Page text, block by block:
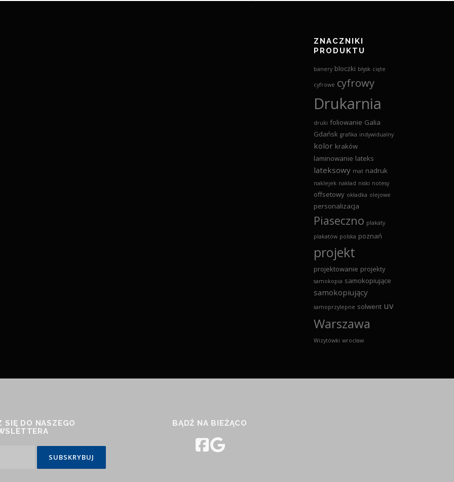
ZNACZNIKI
PRODUKTU
banery bloczki błysk cięte
cyfrowe cyfrowy
Drukarnia
druki foliowanie Galia
Gdańsk grafika indywidualny
kolor kraków
laminowanie lateks
lateksowy mat nadruk
naklejek nakład niski notesy
offsetowy okładka olejowe
personalizacja
Piaseczno plakaty
plakatów polska poznań
projekt
projektowanie projekty
samokopia samokopiujące
samokopiujący
samoprzylepne solwent uv
Warszawa
Wizytówki wrocław
SIĘ DO NASZEGO
BĄDŹ NA BIEŻĄCO